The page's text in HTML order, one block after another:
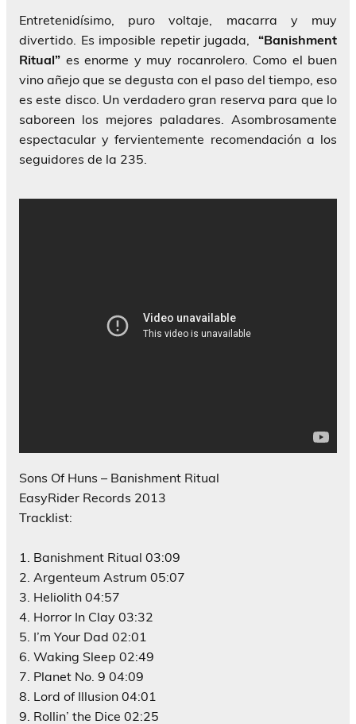
Entretenidísimo, puro voltaje, macarra y muy
divertido. Es imposible repetir jugada, “Banishment
Ritual” es enorme y muy rocanrolero. Como el buen
vino añejo que se degusta con el paso del tiempo, eso
es este disco. Un verdadero gran reserva para que lo
saboreen los mejores paladares. Asombrosamente
espectacular y fervientemente recomendación a los
seguidores de la 235.
Sons Of Huns – Banishment Ritual
EasyRider Records 2013
Tracklist:
1. Banishment Ritual 03:09
2. Argenteum Astrum 05:07
3. Heliolith 04:57
4. Horror In Clay 03:32
5. I’m Your Dad 02:01
6. Waking Sleep 02:49
7. Planet No. 9 04:09
8. Lord of Illusion 04:01
9. Rollin’ the Dice 02:25